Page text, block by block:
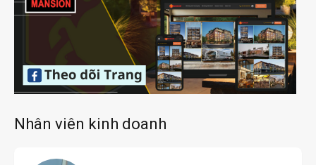
Nhân viên kinh doanh